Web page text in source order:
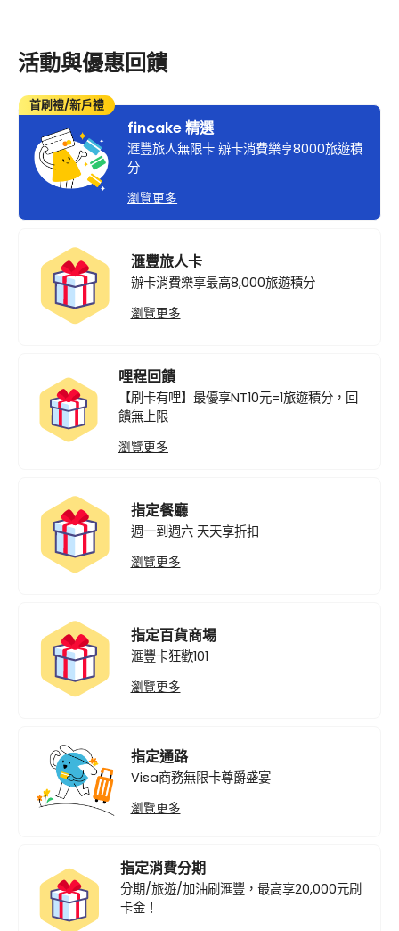
活動與優惠回饋
fincake 精選
滙豐旅人無限卡 辦卡消費樂享8000旅遊積
分
瀏覽更多
首刷禮/新戶禮
滙豐旅人卡
辦卡消費樂享最高8,000旅遊積分
瀏覽更多
哩程回饋
【刷卡有哩】最優享NT10元=1旅遊積分，回
饋無上限
瀏覽更多
指定餐廳
週一到週六 天天享折扣
瀏覽更多
指定百貨商場
滙豐卡狂歡101
瀏覽更多
指定通路
Visa商務無限卡尊爵盛宴
瀏覽更多
指定消費分期
分期/旅遊/加油刷滙豐，最高享20,000元刷
卡金！